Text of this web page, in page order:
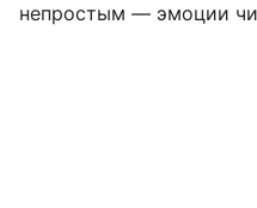
непростым — эмоции